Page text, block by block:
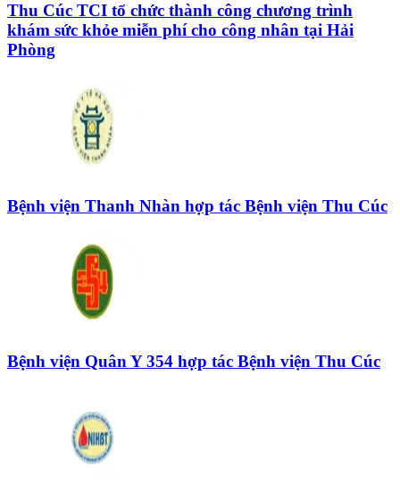
Thu Cúc TCI tổ chức thành công chương trình
khám sức khỏe miễn phí cho công nhân tại Hải
Phòng
Bệnh viện Thanh Nhàn hợp tác Bệnh viện Thu Cúc
Bệnh viện Quân Y 354 hợp tác Bệnh viện Thu Cúc